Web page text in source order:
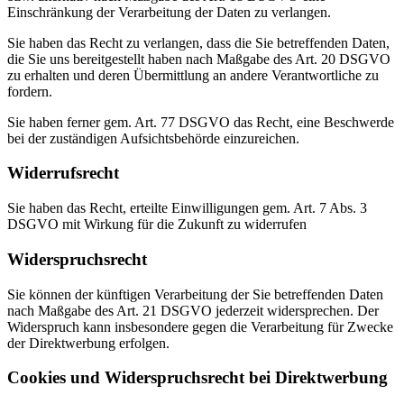
Einschränkung der Verarbeitung der Daten zu verlangen.
Sie haben das Recht zu verlangen, dass die Sie betreffenden Daten,
die Sie uns bereitgestellt haben nach Maßgabe des Art. 20 DSGVO
zu erhalten und deren Übermittlung an andere Verantwortliche zu
fordern.
Sie haben ferner gem. Art. 77 DSGVO das Recht, eine Beschwerde
bei der zuständigen Aufsichtsbehörde einzureichen.
Widerrufsrecht
Sie haben das Recht, erteilte Einwilligungen gem. Art. 7 Abs. 3
DSGVO mit Wirkung für die Zukunft zu widerrufen
Widerspruchsrecht
Sie können der künftigen Verarbeitung der Sie betreffenden Daten
nach Maßgabe des Art. 21 DSGVO jederzeit widersprechen. Der
Widerspruch kann insbesondere gegen die Verarbeitung für Zwecke
der Direktwerbung erfolgen.
Cookies und Widerspruchsrecht bei Direktwerbung